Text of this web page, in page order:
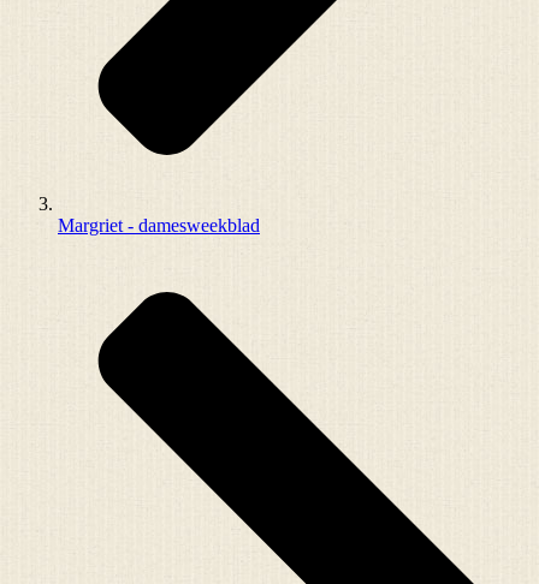
Margriet - damesweekblad